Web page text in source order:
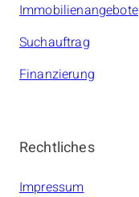
Immobilienangebote
Suchauftrag
Finanzierung
Rechtliches
Impressum